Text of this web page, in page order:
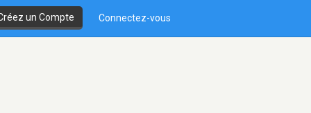
un Compte Connectez-vous